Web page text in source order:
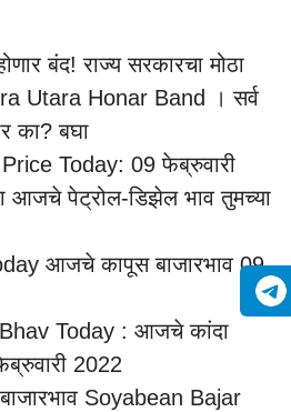
बंद! राज्य सरकारचा मोठा
Utara Honar Band । सर्व
का? बघा
Today: 09 फेब्रुवारी
आजचे पेट्रोल-डिझेल भाव तुमच्या
आजचे कापूस बाजारभाव 09
Today : आजचे कांदा
2022
Soyabean Bajar